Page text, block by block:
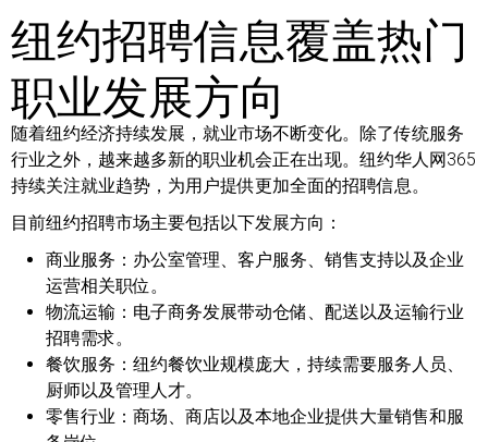
纽约招聘信息覆盖热门
职业发展方向
随着纽约经济持续发展，就业市场不断变化。除了传统服务
行业之外，越来越多新的职业机会正在出现。纽约华人网365
持续关注就业趋势，为用户提供更加全面的招聘信息。
目前纽约招聘市场主要包括以下发展方向：
商业服务： 办公室管理、客户服务、销售支持以及企业
运营相关职位。
物流运输： 电子商务发展带动仓储、配送以及运输行业
招聘需求。
餐饮服务： 纽约餐饮业规模庞大，持续需要服务人员、
厨师以及管理人才。
零售行业： 商场、商店以及本地企业提供大量销售和服